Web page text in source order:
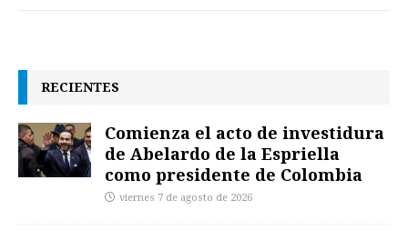
RECIENTES
Comienza el acto de investidura
de Abelardo de la Espriella
como presidente de Colombia
viernes 7 de agosto de 2026